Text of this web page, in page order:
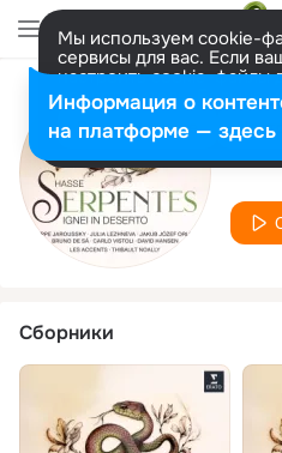
Мы используем cookie-
сервисы для вас. Если
настроить cookie-файлы
представитель. Больше
Разрешить все
Les
Сборники
Информация о
на платформе — здесь